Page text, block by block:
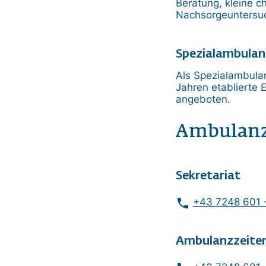
Beratung, kleine
Als
Jahren etablierte
angeboten.
Sekretariat
phone +43 7248 601